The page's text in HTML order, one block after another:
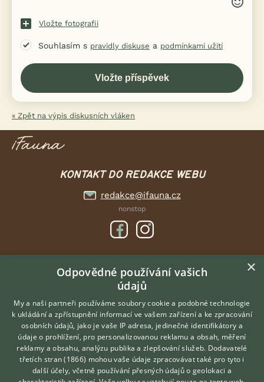
Vložte fotografii
Souhlasím s pravidly diskuse a podmínkami užití
« Zpět na výpis diskusních vláken
KONTAKT DO REDAKCE WEBU
redakce@ifauna.cz
nonstop
DOMOVSKÁ STRÁNKA
INZERCE
DISKUSE
ČLÁNKY
O nás
Kontakt
Možnosti zvýraznění inzerátů
Hledáte zvířecího kamaráda?
Zdarma vám poradí
×
Odpovědné používání vašich
údajů
My a naši partneři používáme soubory cookie a podobné technologie
k ukládání a zpřístupnění informací ve vašem zařízení a ke zpracování
osobních údajů, jako je vaše IP adresa, jedinečné identifikátory a
údaje o prohlížení, pro personalizovanou reklamu a obsah, měření
reklamy a obsahu, analýzu publika a zlepšování služeb. Dodavatelé
třetích stran (1866) mohou vaše údaje zpracovávat také pro tyto i
další účely, včetně používání přesných údajů o geolokaci a